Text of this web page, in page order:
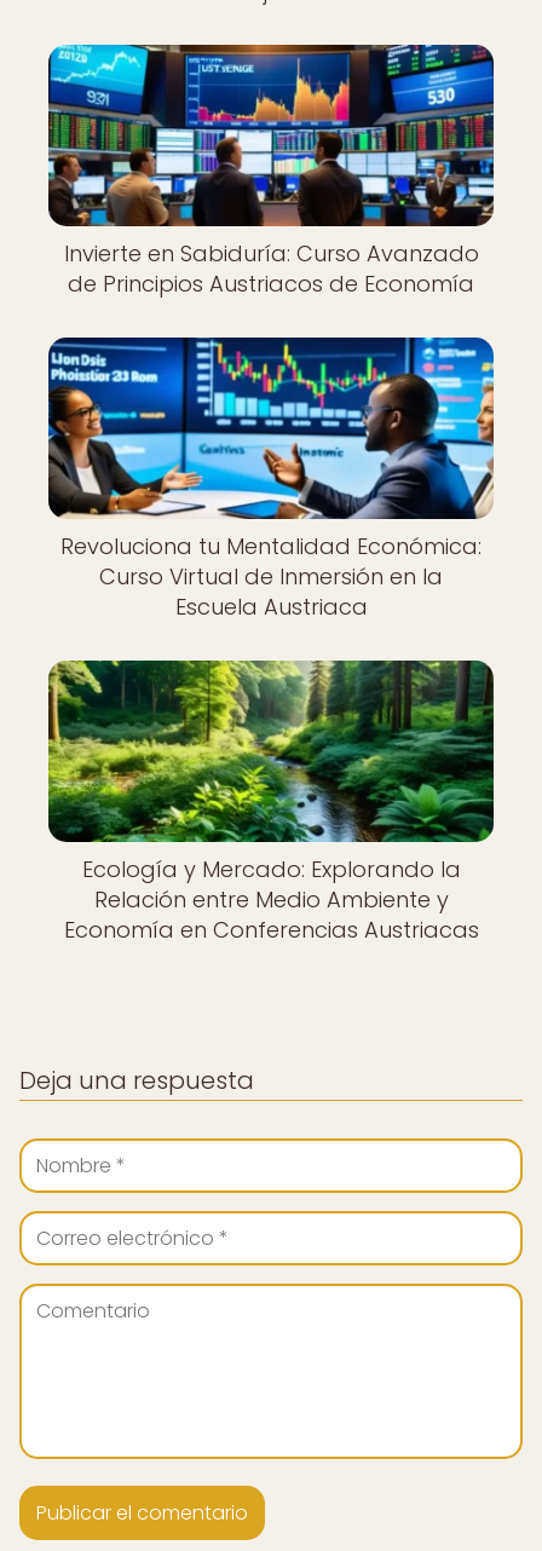
Invierte en Sabiduría: Curso Avanzado
de Principios Austriacos de Economía
Revoluciona tu Mentalidad Económica:
Curso Virtual de Inmersión en la
Escuela Austriaca
Ecología y Mercado: Explorando la
Relación entre Medio Ambiente y
Economía en Conferencias Austriacas
Deja una respuesta